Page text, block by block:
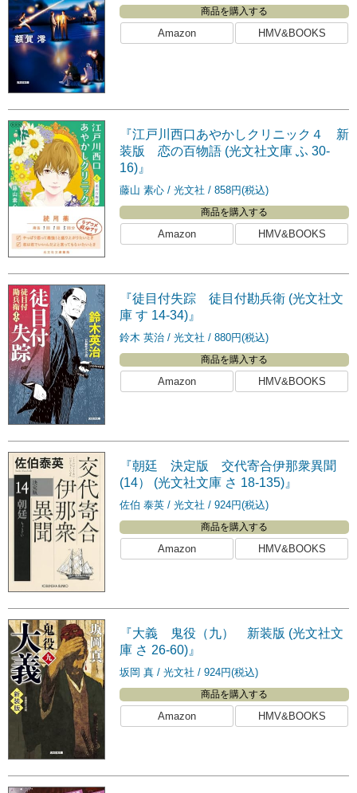
商品を購入する
Amazon HMV&BOOKS
『江戸川西口あやかしクリニック４ 新
装版 恋の百物語 (光文社文庫 ふ 30-
16)』
藤山 素心 光文社 858円(税込)
商品を購入する
Amazon HMV&BOOKS
『徒目付失踪 徒目付勘兵衛 (光文社文
庫 す 14-34)』
鈴木 英治 光文社 880円(税込)
商品を購入する
Amazon HMV&BOOKS
『朝廷 決定版 交代寄合伊那衆異聞
(14） (光文社文庫 さ 18-135)』
佐伯 泰英 光文社 924円(税込)
商品を購入する
Amazon HMV&BOOKS
『大義 鬼役（九） 新装版 (光文社文
庫 さ 26-60)』
坂岡 真 光文社 924円(税込)
商品を購入する
Amazon HMV&BOOKS